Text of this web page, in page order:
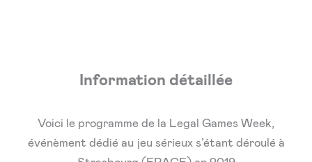
Information détaillée
Voici le programme de la Legal Games Week,
événèment dédié au jeu sérieux s’étant déroulé à